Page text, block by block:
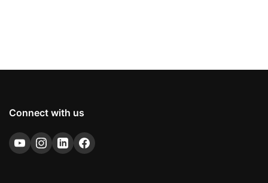
Connect with us